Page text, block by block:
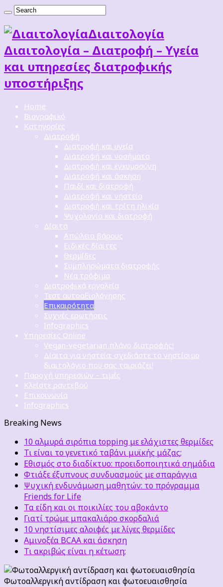
Διαιτoλογία
Διαιτολογία – Διατροφή – Υγεία
και υπηρεσίες διατροφικής
υποστήριξης
Home
Βιογραφικό
Κατηγορίες
Διατροφή
Διατροφή και υγεία
Διατροφή και νοσήματα
Διατροφή και εγκυμοσύνη
Διατροφή και άσκηση
Παιδί και διατροφή
Διατροφή και νηστεία
Διατροφή και τρίτη ηλικία
Ψυχολογία και διατροφή
Δίαιτα
Απώλεια βάρους
Ειδικές δίαιτες
Θερμίδες
Συμπληρώματα διατροφής
Νέα τρόφιμα
Διατροφικά εργαλεία
Τεστ αυτοαξιολόγησης
Επικαιρότητα
Συχνές ερωτήσεις
Infographics
Υπηρεσίες Online
Vegan-vegetarian πλάνο διατροφής!
Δίαιτα για νηστεία: σχεδιάστε το νηστίσιμο
διαιτολόγιο που σας ταιριάζει!
Παροχή υπηρεσιών – τιμές
Κλείστε ραντεβού
Επικοινωνία
Infographics
Breaking News
10 αλμυρά σιρόπια topping με ελάχιστες θερμίδες
Τι είναι το γενετικό ταβάνι μυϊκής μάζας;
Εθισμός στο διαδίκτυο: προειδοποιητικά σημάδια
Φτιάξε έξυπνους συνδυασμούς με σπαράγγια
Ψυχική ενδυνάμωση μαθητών: το πρόγραμμα
Friends for Life
Τα είδη και οι ποικιλίες του αβοκάντο
Γιατί τρώμε μπακαλιάρο σκορδαλιά
10 νηστίσιμες αλοιφές με λίγες θερμίδες
Αμινοξέα BCAA και άσκηση
Τι ακριβώς είναι η κέτωση;
Φωτοαλλεργική αντίδραση και φωτοευαισθησία